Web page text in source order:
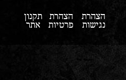
הצהרת
נגישות
הצהרת
פרטיות
תקנון
אתר